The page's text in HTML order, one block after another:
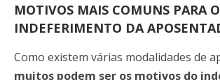
MOTIVOS MAIS COMUNS PARA O
INDEFERIMENTO DA
Como existem várias modalidades de
muitos podem ser os motivos do